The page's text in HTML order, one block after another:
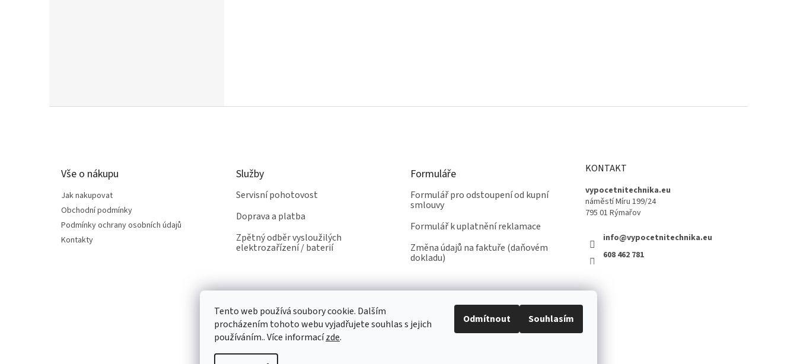
Tento web používá soubory cookie. Dalším
procházením tohoto webu vyjadřujete souhlas s jejich
používáním.. Více informacízde.
Odmítnout Souhlasím
Vše o nákupu
Jak nakupovat
Obchodní podmínky
Podmínky ochrany osobních údajů
Kontakty
Služby
Servisní pohotovost
Doprava a platba
Zpětný odběr vysloužilých
elektrozařízení / baterií
Formuláře
Formulář pro odstoupení od kupní
smlouvy
Formulář k uplatnění reklamace
Změna údajů na faktuře (daňovém
dokladu)
KONTAKT
vypocetnitechnika.eu
náměstí Míru 199/24
795 01 Rýmařov
info@vypocetnitechnika.eu
608 462 781